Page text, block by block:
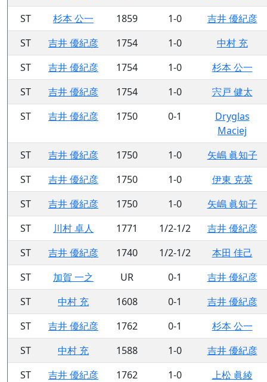
ST
杉本 公一 1859 1-0
吉井 優紀彦
ST
吉井 優紀彦 1754 1-0
中村 充
ST
吉井 優紀彦 1754 1-0
杉本 公一
ST
吉井 優紀彦 1754 1-0
宍戸 健太
ST
吉井 優紀彦 1750 0-1
Dryglas
Maciej
ST
吉井 優紀彦 1750 1-0
矢嶋 眞知子
ST
吉井 優紀彦 1750 1-0
伊東 克英
ST
吉井 優紀彦 1750 1-0
矢嶋 眞知子
ST
川村 卓人 1771 1/2-1/2
吉井 優紀彦
ST
吉井 優紀彦 1740 1/2-1/2
本田 佳己
ST
加賀 一之 UR 0-1
吉井 優紀彦
ST
中村 充 1608 0-1
吉井 優紀彦
ST
吉井 優紀彦 1762 0-1
杉本 公一
ST
中村 充 1588 1-0
吉井 優紀彦
ST
吉井 優紀彦 1762 1-0
上松 眞綾